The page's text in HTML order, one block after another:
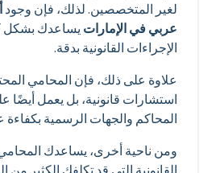
لغير المتخصصين. لذلك، فإن وجود
عربي في الإماراتيساعدك بشكل
الإجراءات القانونية بدقة.
علاوة على ذلك، فإن المحامي
استشارات قانونية، بل يعمل أيضًا
المحاكم والجهات الرسمية بكفاءة
ومن ناحية أخرى، يساعدك